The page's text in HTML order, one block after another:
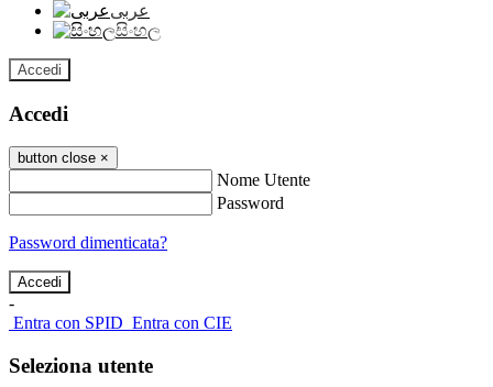
عربى
සිංහල
Accedi
Accedi
button close ×
Nome Utente
Password
Password dimenticata?
-
Entra con SPID Entra con CIE
Seleziona utente